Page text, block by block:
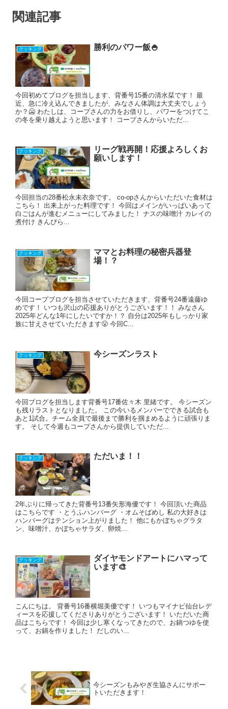
関連記事
クッキング 勝利のパワー飯🍚
今回初めてブログを担当します、背番号15番の清水栞です！ 最
近、急に冷え込んできましたが、みなさん体調は大丈夫でしょう
か？🥶 わたしは、コープさんの力をお借りし、パワーをつけてこ
の冬を乗り越えようと思います！ コープさんからいただ...
クッキング
リーグ戦再開！応援よろしくお
願いします！
今回担当の28番松永未衣奈です。 co-opさんからいただいた食材は
こちら！ 出来上がった料理です！ 今回はメインがいっぱいあって
白ごはんが進むメニューにしてみました！ ナスの味噌汁 カレイの
煮付け きんぴら...
クッキング
ママとお料理の秘密兵器登
場！？
今回コープブログを担当させていただきます、背番号24番遠藤ゆ
めです！ いつも沢山の応援ありがとうございます！！ みなさん
2025年どんな1年にしたいですか！？ 自分は2025年もしっかり家
族に甘えさせていただきます😤 今回C...
クッキング 今シーズンラスト
今回ブログを担当します背番号17番佐々木 里緒です。 今シーズン
も残りラストとなりました。 この今いるメンバーでできる試合も
あと1試合。チーム全員で最後まで勝利を掴まめるように頑張りま
す。 そして今週もコープさんから提供していただ...
クッキング ただいま！！
2年ぶりに帰ってきた背番号13番矢形海優です！ 今回頂いた商品
はこちらです ・とうふハンバーグ ・オムそばめし 私の大好きは
ハンバーグはテンション上がりました！ 他にもかぼちゃグラタ
ン、味噌汁、かぼちゃサラダ、卵焼...
クッキング
ダイヤモンドアートにハマって
います🎨
こんにちは。 背番号16番横堀美優です！ いつもマイナビ仙台レデ
ィースを応援してくださりありがとうございます！ いただいた商
品はこちらです！ 今回は少し寒くなってきたので、お鍋つゆを使
って、お鍋を作りました！ だしのい...
今シーズンもみやぎ生協さんにサポー
トいただきます！